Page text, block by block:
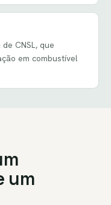
CNSL, que
em combustível
um